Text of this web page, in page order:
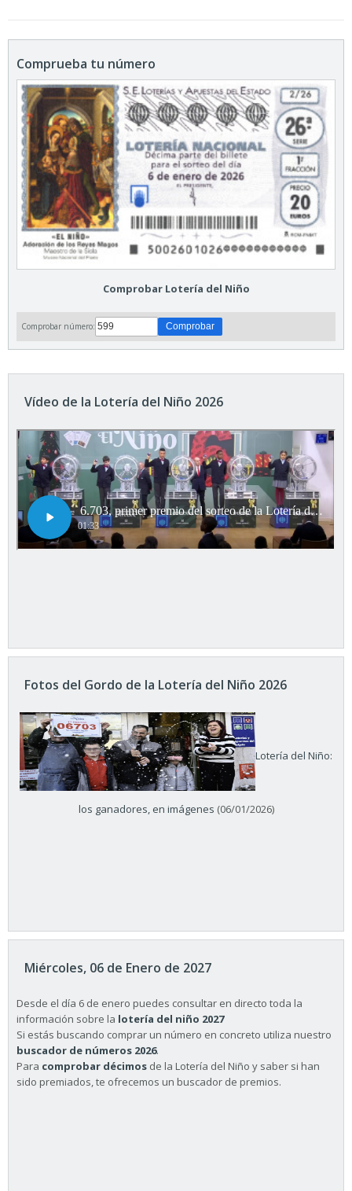
Comprueba tu número
Comprobar Lotería del Niño
Comprobar número:
Vídeo de la Lotería del Niño 2026
Fotos del Gordo de la Lotería del Niño 2026
Lotería del Niño:
los ganadores, en imágenes (06/01/2026)
Miércoles, 06 de Enero de 2027
Desde el día 6 de enero puedes consultar en directo toda la
información sobre la lotería del niño 2027
Si estás buscando comprar un número en concreto utiliza nuestro
buscador de números 2026.
Para comprobar décimos de la Lotería del Niño y saber si han
sido premiados, te ofrecemos un buscador de premios.